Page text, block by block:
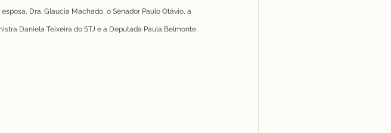
Dra. Glaucia Machado, o Senador Paulo Otávio, a
Daniela Teixeira do STJ e a Deputada Paula Belmonte.